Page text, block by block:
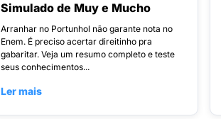
Simulado de Muy e Mucho
Arranhar no Portunhol não garante nota no
Enem. É preciso acertar direitinho pra
gabaritar. Veja um resumo completo e teste
seus conhecimentos...
Ler mais